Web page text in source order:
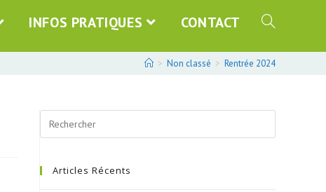
INFOS PRATIQUES CONTACT
> Non classé > Rentrée 2024
Search
this
Articles Récents